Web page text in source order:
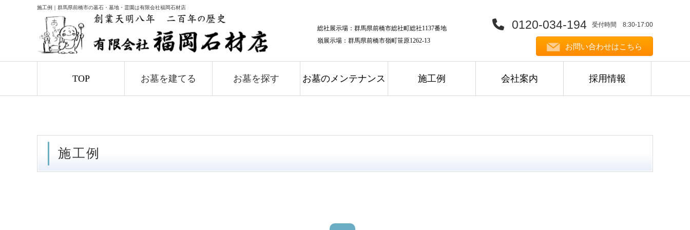
施工例｜群馬県前橋市の墓石・墓地・霊園は有限会社福岡石材店
総社展示場： 群馬県前橋市総社町総社1137番地
嶺展示場： 群馬県前橋市嶺町笹原1262-13
0120-034-194 受付時間 8:30-17:00
お問い合わせはこちら
TOP お墓を建てる お墓を探す お墓のメンテナンス 施工例 会社案内 採用情報
施工例